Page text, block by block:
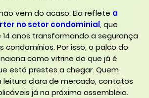
vem do acaso. Ela reflete a
no setor condominial, que
anos transformando a segurança
condomínios. Por isso, o palco do
como vitrine do que já é
está prestes a chegar. Quem
leitura clara de mercado, contatos
já na próxima assembleia.